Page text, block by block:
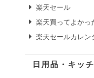
楽天セール
楽天買ってよかっ
楽天セールカレン
日用品・キッ